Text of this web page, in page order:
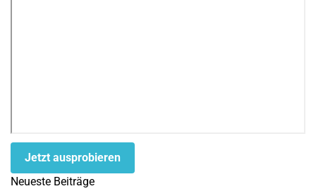
Jetzt ausprobieren
Neueste Beiträge